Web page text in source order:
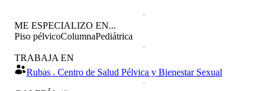
ME ESPECIALIZO EN...
Piso pélvicoColumnaPediátrica
TRABAJA EN
Rubas . Centro de Salud Pélvica y Bienestar Sexual